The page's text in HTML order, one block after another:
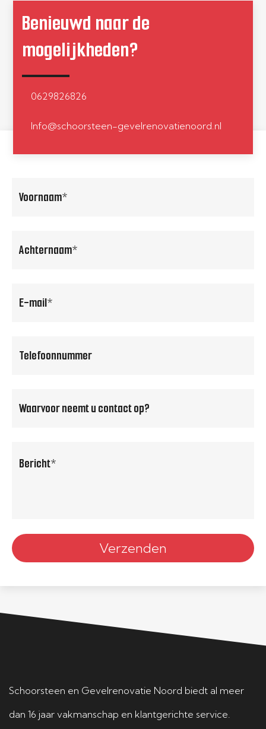
alles volgens de gemaakte afspraken
uitgevoerd.
Benieuwd naar de
mogelijkheden?
0629826826
Info@schoorsteen-gevelrenovatienoord.nl
Schoorsteen en Gevelrenovatie Noord biedt al meer
dan 16 jaar vakmanschap en klantgerichte service.